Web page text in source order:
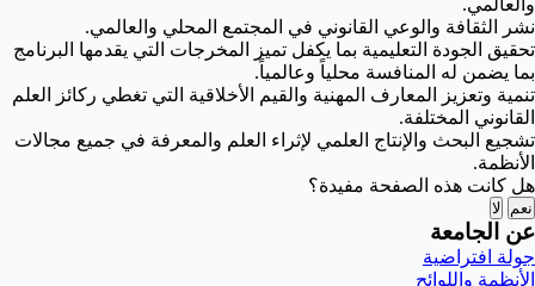
والعالمي.
نشر الثقافة والوعي القانوني في المجتمع المحلي والعالمي.
تحقيق الجودة التعليمية بما يكفل تميز المخرجات التي يقدمها البرنامج
بما يضمن له المنافسة محلياً وعالمياً.
تنمية وتعزيز المعارف المهنية والقيم الأخلاقية التي تغطي ركائز العلم
القانوني المختلفة.
تشجيع البحث والإنتاج العلمي لإثراء العلم والمعرفة في جميع مجالات
الأنظمة.
هل كانت هذه الصفحة مفيدة؟
نعم لا
عن الجامعة
جولة افتراضية
الأنظمة واللوائح